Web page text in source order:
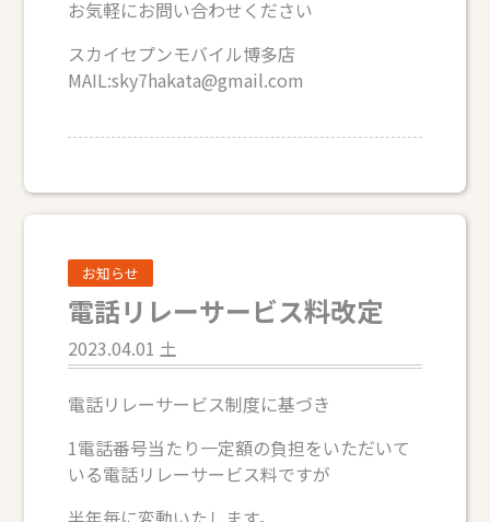
お気軽にお問い合わせください
スカイセプンモバイル博多店
MAIL:sky7hakata@gmail.com
お知らせ
電話リレーサービス料改定
2023.04.01 土
電話リレーサービス制度に基づき
1電話番号当たり一定額の負担をいただいて
いる電話リレーサービス料ですが